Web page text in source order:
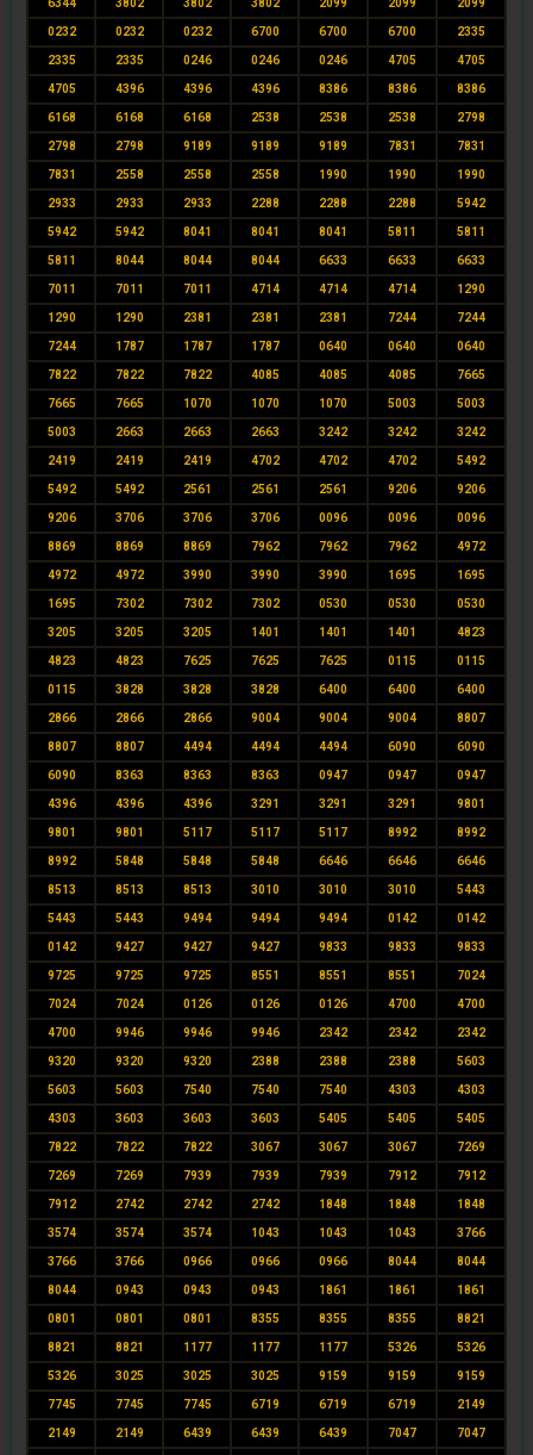
6344 3802 3802 3802 2099 2099 2099
0232 0232 0232 6700 6700 6700 2335
2335 2335 0246 0246 0246 4705 4705
4705 4396 4396 4396 8386 8386 8386
6168 6168 6168 2538 2538 2538 2798
2798 2798 9189 9189 9189 7831 7831
7831 2558 2558 2558 1990 1990 1990
2933 2933 2933 2288 2288 2288 5942
5942 5942 8041 8041 8041 5811 5811
5811 8044 8044 8044 6633 6633 6633
7011 7011 7011 4714 4714 4714 1290
1290 1290 2381 2381 2381 7244 7244
7244 1787 1787 1787 0640 0640 0640
7822 7822 7822 4085 4085 4085 7665
7665 7665 1070 1070 1070 5003 5003
5003 2663 2663 2663 3242 3242 3242
2419 2419 2419 4702 4702 4702 5492
5492 5492 2561 2561 2561 9206 9206
9206 3706 3706 3706 0096 0096 0096
8869 8869 8869 7962 7962 7962 4972
4972 4972 3990 3990 3990 1695 1695
1695 7302 7302 7302 0530 0530 0530
3205 3205 3205 1401 1401 1401 4823
4823 4823 7625 7625 7625 0115 0115
0115 3828 3828 3828 6400 6400 6400
2866 2866 2866 9004 9004 9004 8807
8807 8807 4494 4494 4494 6090 6090
6090 8363 8363 8363 0947 0947 0947
4396 4396 4396 3291 3291 3291 9801
9801 9801 5117 5117 5117 8992 8992
8992 5848 5848 5848 6646 6646 6646
8513 8513 8513 3010 3010 3010 5443
5443 5443 9494 9494 9494 0142 0142
0142 9427 9427 9427 9833 9833 9833
9725 9725 9725 8551 8551 8551 7024
7024 7024 0126 0126 0126 4700 4700
4700 9946 9946 9946 2342 2342 2342
9320 9320 9320 2388 2388 2388 5603
5603 5603 7540 7540 7540 4303 4303
4303 3603 3603 3603 5405 5405 5405
7822 7822 7822 3067 3067 3067 7269
7269 7269 7939 7939 7939 7912 7912
7912 2742 2742 2742 1848 1848 1848
3574 3574 3574 1043 1043 1043 3766
3766 3766 0966 0966 0966 8044 8044
8044 0943 0943 0943 1861 1861 1861
0801 0801 0801 8355 8355 8355 8821
8821 8821 1177 1177 1177 5326 5326
5326 3025 3025 3025 9159 9159 9159
7745 7745 7745 6719 6719 6719 2149
2149 2149 6439 6439 6439 7047 7047